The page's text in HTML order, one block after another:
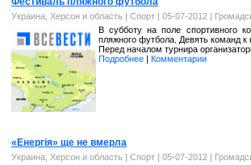
Украина, Херсон и область | Спорт | 05-07-2012 |
В субботу на поле спортивного
пляжного футбола. Девять команд к
Перед началом турнира
Подробнее | Комментарии
«Енергія» ще не вмерла
Украина, Херсон и область | Спорт | 05-07-2012 |